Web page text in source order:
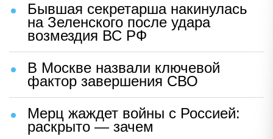
Бывшая секретарша накинулась
на Зеленского после удара
возмездия ВС РФ
В Москве назвали ключевой
фактор завершения СВО
Мерц жаждет войны с Россией:
раскрыто — зачем